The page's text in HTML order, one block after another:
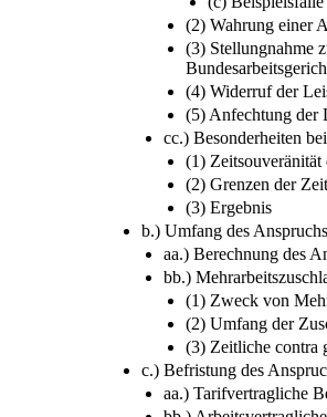
(2) Wahrung einer
(3) Stellungnahme
(4) Widerruf der
(5) Anfechtung der
cc.) Besonderheiten
(1) Zeitsouveränität
(2) Grenzen der
(3) Ergebnis
b.) Umfang des Anspruchs
aa.) Berechnung des
bb.)
(1) Zweck von
(2) Umfang der
(3) Zeitliche contra
c.) Befristung des
aa.) Tarifvertragliche